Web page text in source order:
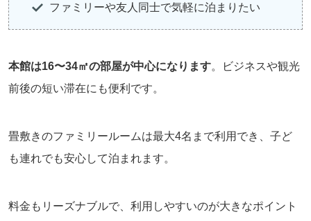
ファミリーや友人同士で気軽に泊まりたい
本館は16〜34㎡の部屋が中心になります。ビジネスや観光
前後の短い滞在にも便利です。
畳敷きのファミリールームは最大4名まで利用でき、子ど
も連れでも安心して泊まれます。
料金もリーズナブルで、利用しやすいのが大きなポイント